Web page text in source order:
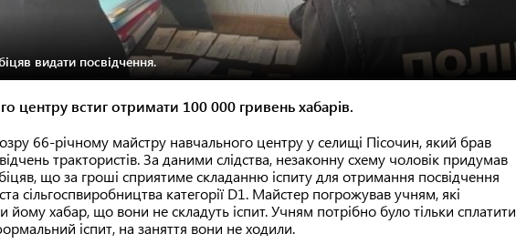
видати посвідчення.
центру встиг отримати 100 000 гривень хабарів.
66-річному майстру навчального центру у селищі Пісочин, який брав
трактористів. За даними слідства, незаконну схему чоловік придумав
що за гроші сприятиме складанню іспиту для отримання посвідчення
сільгоспвиробництва категорії D1. Майстер погрожував учням, які
йому хабар, що вони не складуть іспит. Учням потрібно було тільки сплатити
іспит, на заняття вони не ходили.